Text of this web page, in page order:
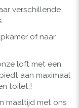
verschillende
of naar
loft met een
aan maximaal
toilet.!
maaltijd met ons